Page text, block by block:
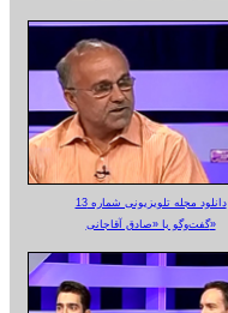
دانلود مجله تلویزیونی شماره 13
گفت‌وگو با «صادق آقاجانی»